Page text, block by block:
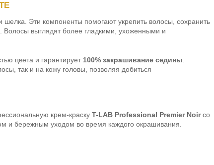
Эти компоненты помогают укрепить волосы, сохранить
Волосы выглядят более гладкими, ухоженными и
цвета и гарантирует 100% закрашивание седины
так и на кожу головы, позволяя добиться
крем-краску T-LAB Professional Premier Noirсо
и бережным уходом во время каждого окрашивания.